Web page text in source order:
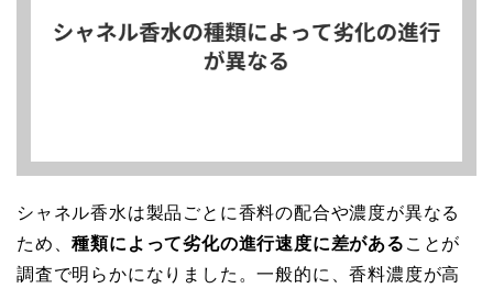
シャネル香水は製品ごとに香料の配合や濃度が異なる
ため、種類によって劣化の進行速度に差がある ことが
調査で明らかになりました。一般的に、香料濃度が高